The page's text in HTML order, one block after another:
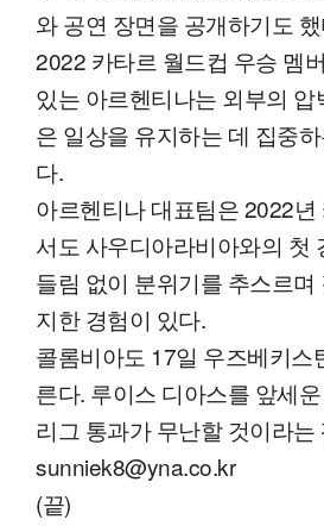
와 공연 장면을 공개하기도
2022 카타르 월드컵 우승 멤
있는 아르헨티나는 외부의
은 일상을 유지하는 데 집중
다.
아르헨티나 대표팀은 2022
서도 사우디아라비아와의 첫
들림 없이 분위기를 추스르
지한 경험이 있다.
콜롬비아도 17일 우즈베키스
른다. 루이스 디아스를 앞세
리그 통과가 무난할 것이라
sunniek8@yna.co.kr
(끝)